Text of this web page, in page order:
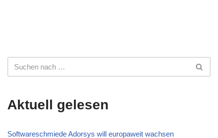
Aktuell gelesen
Softwareschmiede Adorsys will europaweit wachsen